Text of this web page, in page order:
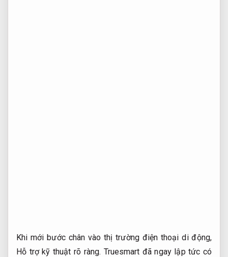
Khi mới bước chân vào thị trường điện thoại di động,
Hỗ trợ kỹ thuật rõ ràng. Truesmart đã ngay lập tức có